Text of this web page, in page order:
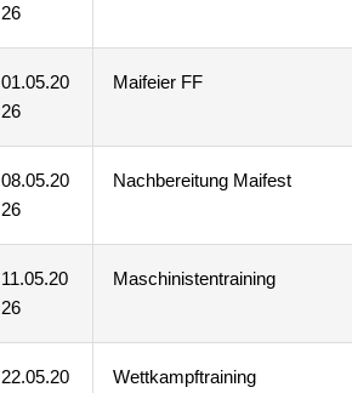
26
01.05.20
26
Maifeier FF
08.05.20
26
Nachbereitung Maifest
11.05.20
26
Maschinistentraining
22.05.20
Wettkampftraining